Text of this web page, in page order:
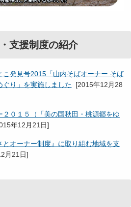
支援制度の紹介
こ発見号2015「山内そばオーナー そば
り」を実施しました [2015年12月28
０１５（「美の国秋田・桃源郷をゆ
年12月21日]
とオーナー制度』に取り組む地域を支
月21日]